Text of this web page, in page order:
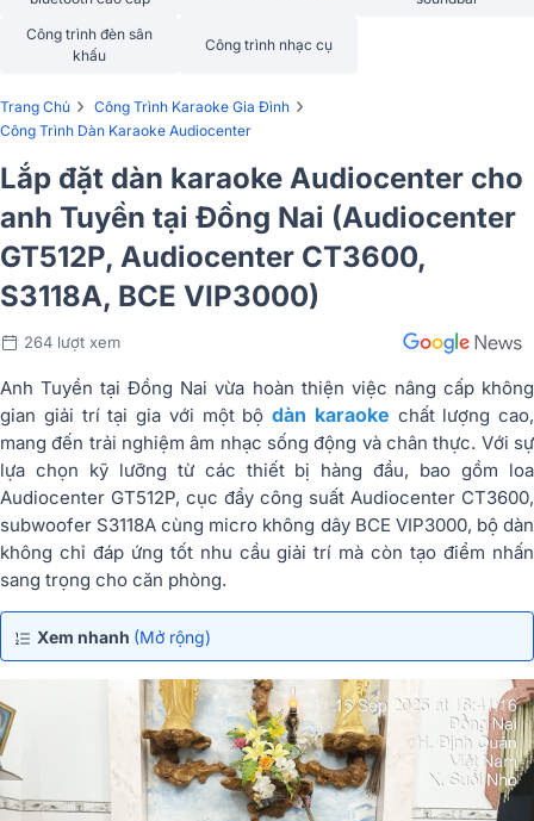
Công trình đèn sân
khấu
Công trình nhạc cụ
Trang Chủ › Công Trình Karaoke Gia Đình ›
Công Trình Dàn Karaoke Audiocenter
Lắp đặt dàn karaoke Audiocenter cho
anh Tuyền tại Đồng Nai (Audiocenter
GT512P, Audiocenter CT3600,
S3118A, BCE VIP3000)
264 lượt xem
Anh Tuyền tại Đồng Nai vừa hoàn thiện việc nâng cấp không
gian giải trí tại gia với một bộ dàn karaoke chất lượng cao,
mang đến trải nghiệm âm nhạc sống động và chân thực. Với sự
lựa chọn kỹ lưỡng từ các thiết bị hàng đầu, bao gồm loa
Audiocenter GT512P, cục đẩy công suất Audiocenter CT3600,
subwoofer S3118A cùng micro không dây BCE VIP3000, bộ dàn
không chỉ đáp ứng tốt nhu cầu giải trí mà còn tạo điểm nhấn
sang trọng cho căn phòng.
Xem nhanh (Mở rộng)